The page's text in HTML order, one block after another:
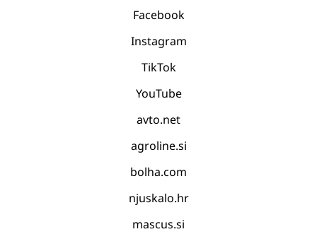
Facebook
Instagram
TikTok
YouTube
avto.net
agroline.si
bolha.com
njuskalo.hr
mascus.si